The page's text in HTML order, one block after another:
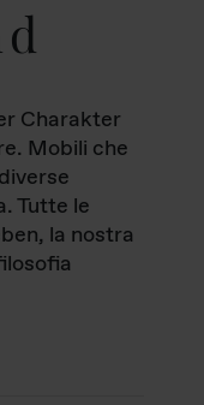
Charakter
Mobili che
Tutte le
la nostra